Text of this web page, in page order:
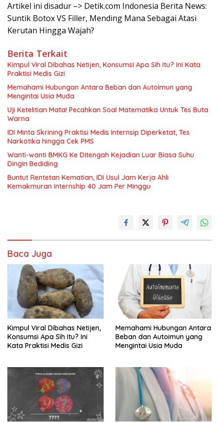
Artikel ini disadur –> Detik.com Indonesia Berita News:
Suntik Botox VS Filler, Mending Mana Sebagai Atasi
Kerutan Hingga Wajah?
Berita Terkait
Kimpul Viral Dibahas Netijen, Konsumsi Apa Sih Itu? Ini Kata
Praktisi Medis Gizi
Memahami Hubungan Antara Beban dan Autoimun yang
Mengintai Usia Muda
Uji Ketelitian Mata! Pecahkan Soal Matematika Untuk Tes Buta
Warna
IDI Minta Skrining Praktisi Medis Internsip Diperketat, Tes
Narkotika hingga Cek PMS
Wanti-wanti BMKG Ke Ditengah Kejadian Luar Biasa Suhu
Dingin Bediding
Buntut Rentetan Kematian, IDI Usul Jam Kerja Ahli
Kemakmuran Internship 40 Jam Per Minggu
Baca Juga
Kimpul Viral Dibahas Netijen,
Konsumsi Apa Sih Itu? Ini
Kata Praktisi Medis Gizi
Memahami Hubungan Antara
Beban dan Autoimun yang
Mengintai Usia Muda